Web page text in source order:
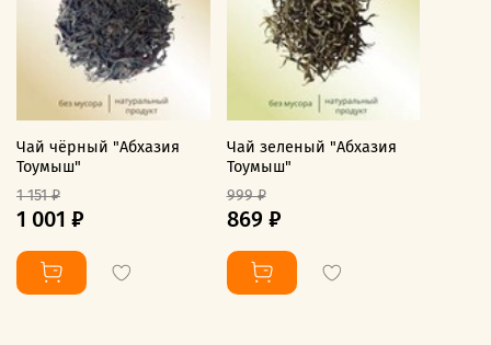
Чай чёрный "Абхазия
Тоумыш"
1 151 ₽
1 001 ₽
Чай зеленый "Абхазия
Тоумыш"
999 ₽
869 ₽